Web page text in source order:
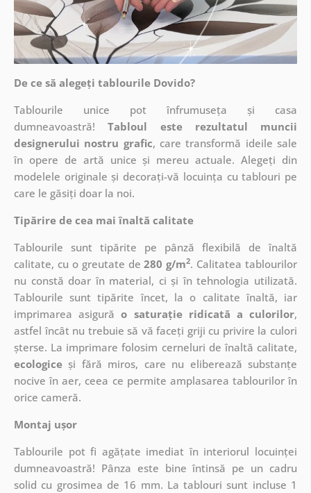
De ce să alegeți tablourile Dovido?
Tablourile unice pot înfrumuseța și casa
dumneavoastră!Tabloul este rezultatul muncii
designerului nostru grafic, caretransformă ideile sale
în opere de artă unice și mereu actuale. Alegeți din
modelele originale și decorați-vă locuința cu tablouri pe
care le găsiți doar la noi.
Tipărire de cea mai înaltă calitate
Tablourile sunt tipărite pe pânză flexibilă de înaltă
calitate, cu o greutate de280 g/m2. Calitatea tablourilor
nu constă doar în material, ci și în tehnologia utilizată.
Tablourile sunt tipărite încet, la o calitate înaltă, iar
imprimarea asigurăo saturație ridicată a culorilor,
astfel încât nu trebuie să vă faceți griji cu privire la culori
șterse. La imprimare folosim cerneluri de înaltă calitate,
ecologiceși fără miros, care nu eliberează substanțe
nocive în aer, ceea ce permite amplasarea tablourilor în
orice cameră.
Montaj ușor
Tablourile pot fi agățate imediat în interiorul locuinței
dumneavoastră! Pânza este bine întinsă pe un cadru
solid cu grosimea de 16 mm. La tablouri sunt incluse 1